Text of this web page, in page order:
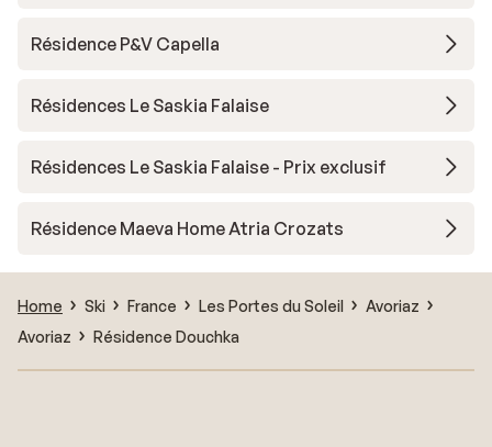
Résidence P&V Capella
Résidences Le Saskia Falaise
Résidences Le Saskia Falaise - Prix exclusif
Résidence Maeva Home Atria Crozats
Home Ski France Les Portes du Soleil
Avoriaz
Avoriaz
Résidence Douchka